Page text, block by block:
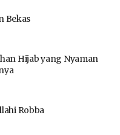
Bekas
Hijab yang Nyaman
Robba